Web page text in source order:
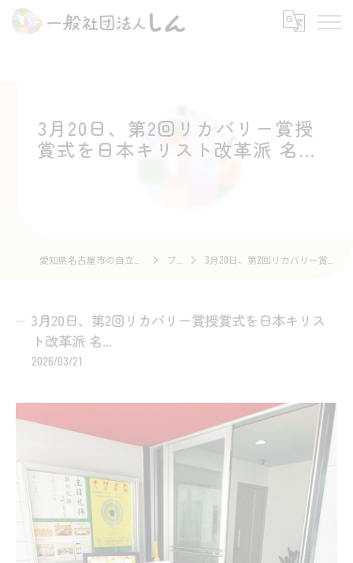
3月20日、第2回リカバリー賞授
賞式を日本キリスト改革派 名...
ブログ 3月20日、第2回リカバリー賞授賞式を日本キリスト改革派 名...
3月20日、第2回リカバリー賞授賞式を日本キリス
ト改革派 名...
2026/03/21